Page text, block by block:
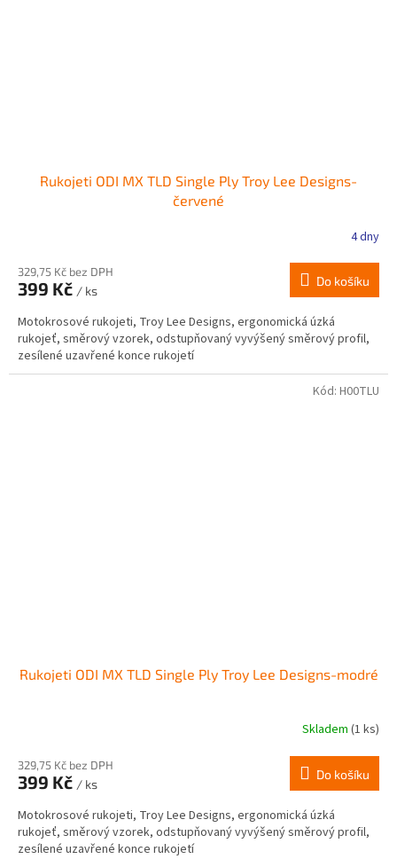
Rukojeti ODI MX TLD Single Ply Troy Lee Designs-
červené
4 dny
329,75 Kč bez DPH
399 Kč / ks
Do košíku
Motokrosové rukojeti, Troy Lee Designs, ergonomická úzká
rukojeť, směrový vzorek, odstupňovaný vyvýšený směrový profil,
zesílené uzavřené konce rukojetí
Rukojeti ODI MX TLD Single Ply Troy Lee Designs-modré
Skladem (1 ks)
329,75 Kč bez DPH
399 Kč / ks
Do košíku
Motokrosové rukojeti, Troy Lee Designs, ergonomická úzká
rukojeť, směrový vzorek, odstupňovaný vyvýšený směrový profil,
zesílené uzavřené konce rukojetí
Kód: H00TLU